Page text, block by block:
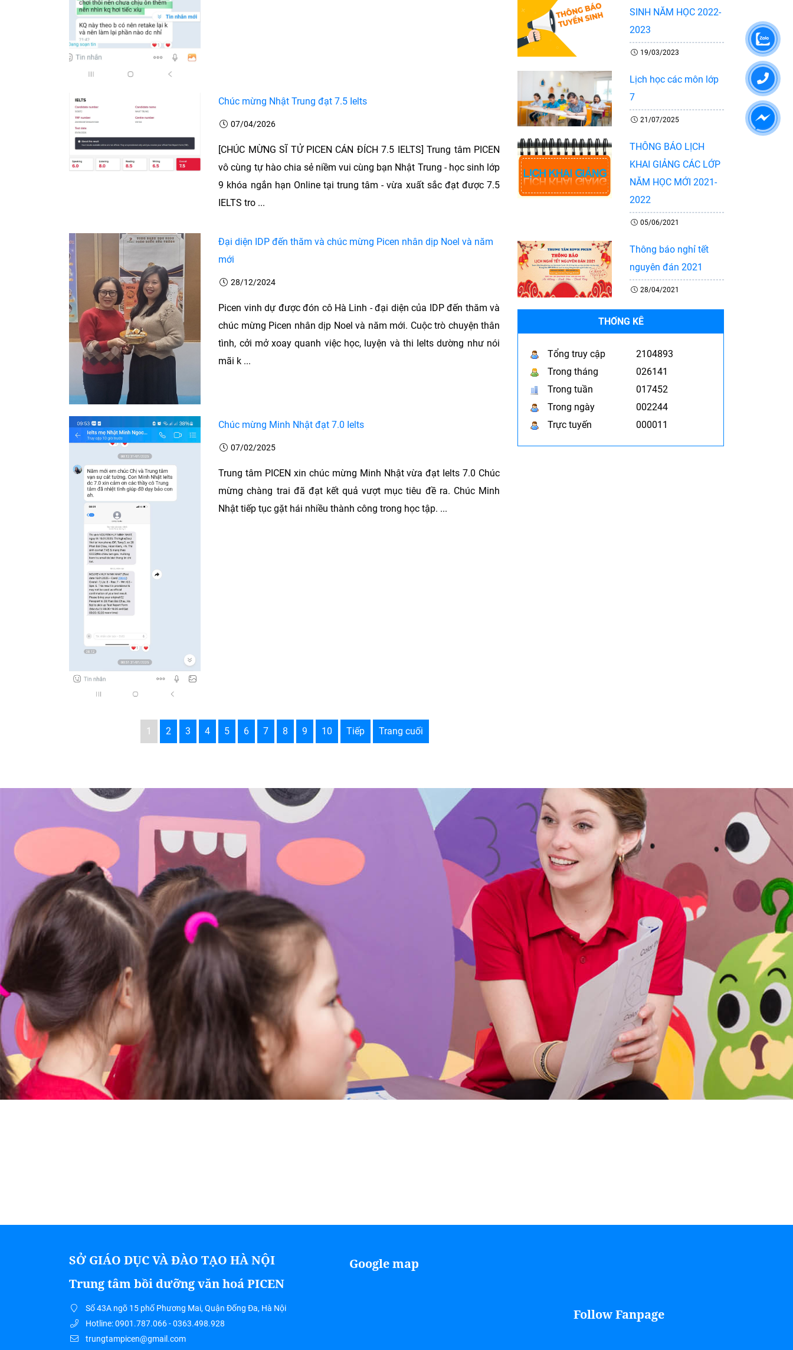
Chúc mừng Nhật Trung đạt 7.5 Ielts
07/04/2026
[CHÚC MỪNG SĨ TỬ PICEN CÁN ĐÍCH 7.5 IELTS] Trung tâm PICEN
vô cùng tự hào chia sẻ niềm vui cùng bạn Nhật Trung - học sinh lớp
9 khóa ngắn hạn Online tại trung tâm - vừa xuất sắc đạt được 7.5
IELTS tro ...
Đại diện IDP đến thăm và chúc mừng Picen nhân dịp Noel và năm
mới
28/12/2024
Picen vinh dự được đón cô Hà Linh - đại diện của IDP đến thăm và
chúc mừng Picen nhân dịp Noel và năm mới. Cuộc trò chuyện thân
tình, cởi mở xoay quanh việc học, luyện và thi Ielts dường như nói
mãi k ...
Chúc mừng Minh Nhật đạt 7.0 Ielts
07/02/2025
Trung tâm PICEN xin chúc mừng Minh Nhật vừa đạt Ielts 7.0 Chúc
mừng chàng trai đã đạt kết quả vượt mục tiêu đề ra. Chúc Minh
Nhật tiếp tục gặt hái nhiều thành công trong học tập. ...
1 2 3 4 5 6 7 8 9 10 Tiếp Trang cuối
SINH NĂM HỌC 2022-
2023
19/03/2023
Lịch học các môn lớp
7
21/07/2025
THÔNG BÁO LỊCH
KHAI GIẢNG CÁC LỚP
NĂM HỌC MỚI 2021-
2022
05/06/2021
Thông báo nghỉ tết
nguyên đán 2021
28/04/2021
THỐNG KÊ
Tổng truy cập
2104893
Trong tháng
026141
Trong tuần
017452
Trong ngày
002244
Trực tuyến
000011
SỞ GIÁO DỤC VÀ ĐÀO TẠO HÀ NỘI
Trung tâm bồi dưỡng văn hoá PICEN
Số 43A ngõ 15 phố Phương Mai, Quận Đống Đa, Hà Nội
Hotline: 0901.787.066 - 0363.498.928
trungtampicen@gmail.com
Google map
Follow Fanpage